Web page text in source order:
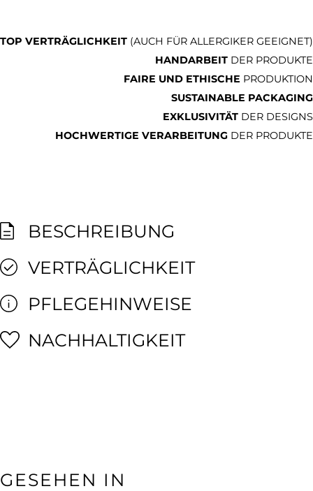
TOP VERTRÄGLICHKEIT (AUCH FÜR ALLERGIKER GEEIGNET)
HANDARBEIT DER PRODUKTE
FAIRE UND ETHISCHE PRODUKTION
SUSTAINABLE PACKAGING
EXKLUSIVITÄT DER DESIGNS
HOCHWERTIGE VERARBEITUNG DER PRODUKTE
BESCHREIBUNG
VERTRÄGLICHKEIT
PFLEGEHINWEISE
NACHHALTIGKEIT
GESEHEN IN